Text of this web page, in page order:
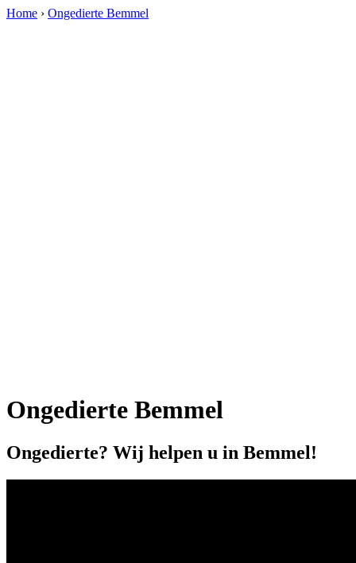
Home › Ongedierte Bemmel
Ongedierte Bemmel
Ongedierte? Wij helpen u in Bemmel!